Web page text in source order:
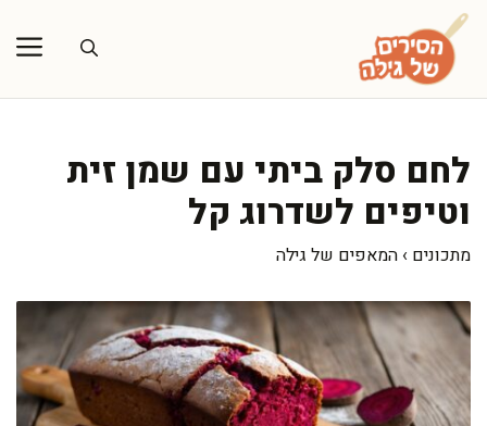
לדלג
לתוכן
לחם סלק ביתי עם שמן זית
וטיפים לשדרוג קל
מתכונים › המאפים של גילה